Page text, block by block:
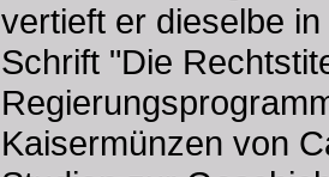
vertieft er dieselbe
Schrift "Die
Kaisermünzen von